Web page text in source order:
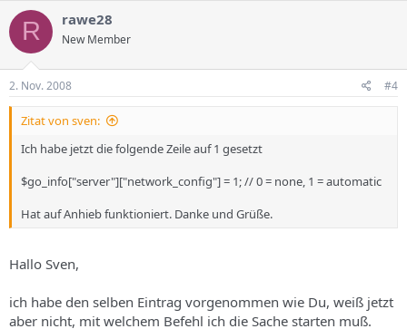
R rawe28
New Member
2. Nov. 2008 #4
Zitat von sven:
Ich habe jetzt die folgende Zeile auf 1 gesetzt
$go_info["server"]["network_config"] = 1; // 0 = none, 1 = automatic
Hat auf Anhieb funktioniert. Danke und Grüße.
Hallo Sven,
ich habe den selben Eintrag vorgenommen wie Du, weiß jetzt
aber nicht, mit welchem Befehl ich die Sache starten muß.